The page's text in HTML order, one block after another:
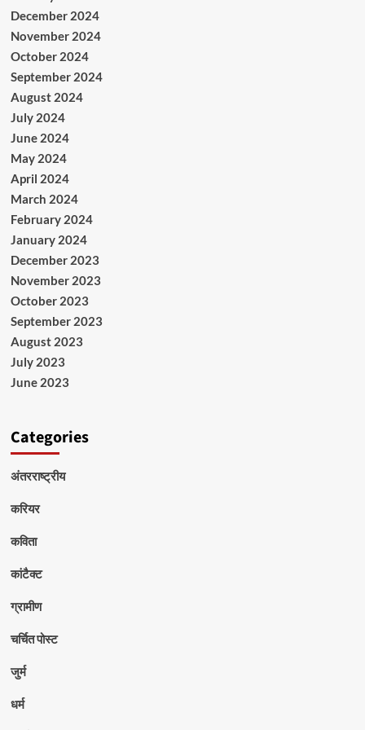
December 2024
November 2024
October 2024
September 2024
August 2024
July 2024
June 2024
May 2024
April 2024
March 2024
February 2024
January 2024
December 2023
November 2023
October 2023
September 2023
August 2023
July 2023
June 2023
Categories
अंतरराष्ट्रीय
करियर
कविता
कांटैक्ट
ग्रामीण
चर्चित पोस्ट
जुर्म
धर्म